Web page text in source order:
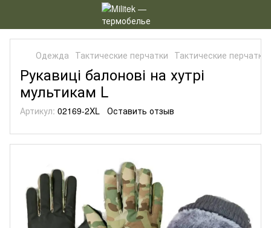
Одежда Тактические перчатки Тактические перчатки
Рукавиці балонові на хутрі
мультикам L
Артикул: 02169-2XL Оставить отзыв